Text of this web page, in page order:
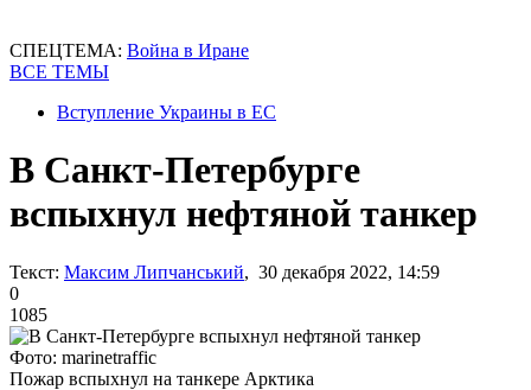
СПЕЦТЕМА: Война в Иране
ВСЕ ТЕМЫ
Вступление Украины в ЕС
В Санкт-Петербурге
вспыхнул нефтяной танкер
Текст: Максим Липчанський, 30 декабря 2022, 14:59
0
1085
Фото: marinetraffic
Пожар вспыхнул на танкере Арктика